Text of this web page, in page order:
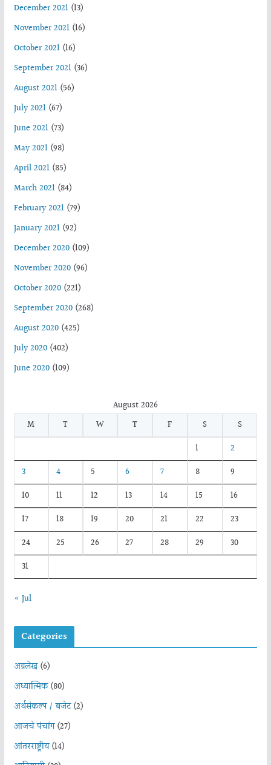
December 2021(13)
November 2021(16)
October 2021(16)
September 2021(36)
August 2021(56)
July 2021(67)
June 2021(73)
May 2021(98)
April 2021(85)
March 2021(84)
February 2021(79)
January 2021(92)
December 2020(109)
November 2020(96)
October 2020(221)
September 2020(268)
August 2020(425)
July 2020(402)
June 2020(109)
August 2026
M
T W T F S
S
1
2
3
4 5 6 7 8
9
10
11 12 13 14 15
16
17
18 19 20 21 22
23
24
25 26 27 28 29
30
31
« Jul
Categories
अग्रलेख(6)
अध्यात्मिक(80)
अर्थसंकल्प / बजेट(2)
आजचे पंचांग(27)
आंतरराष्ट्रीय(14)